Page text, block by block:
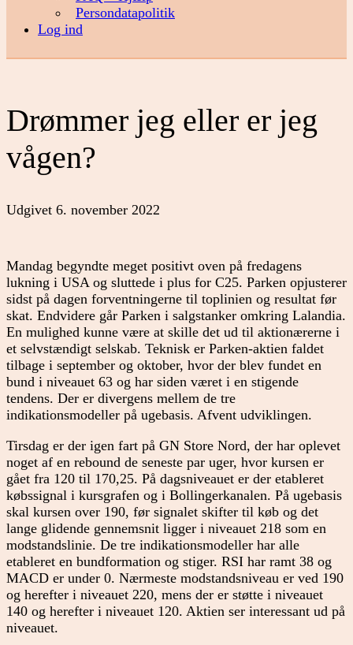
Persondatapolitik
Log ind
Drømmer jeg eller er jeg
vågen?
Udgivet 6. november 2022
Mandag begyndte meget positivt oven på fredagens
lukning i USA og sluttede i plus for C25. Parken opjusterer
sidst på dagen forventningerne til toplinien og resultat før
skat. Endvidere går Parken i salgstanker omkring Lalandia.
En mulighed kunne være at skille det ud til aktionærerne i
et selvstændigt selskab. Teknisk er Parken-aktien faldet
tilbage i september og oktober, hvor der blev fundet en
bund i niveauet 63 og har siden været i en stigende
tendens. Der er divergens mellem de tre
indikationsmodeller på ugebasis. Afvent udviklingen.
Tirsdag er der igen fart på GN Store Nord, der har oplevet
noget af en rebound de seneste par uger, hvor kursen er
gået fra 120 til 170,25. På dagsniveauet er der etableret
købssignal i kursgrafen og i Bollingerkanalen. På ugebasis
skal kursen over 190, før signalet skifter til køb og det
lange glidende gennemsnit ligger i niveauet 218 som en
modstandslinie. De tre indikationsmodeller har alle
etableret en bundformation og stiger. RSI har ramt 38 og
MACD er under 0. Nærmeste modstandsniveau er ved 190
og herefter i niveauet 220, mens der er støtte i niveauet
140 og herefter i niveauet 120. Aktien ser interessant ud på
niveauet.